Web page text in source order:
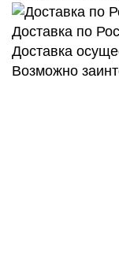
Доставка по
Доставка
Возможно